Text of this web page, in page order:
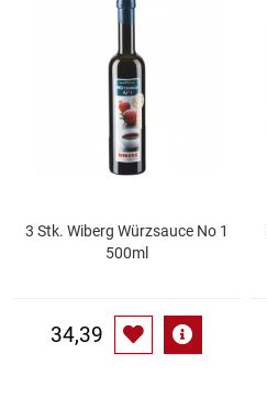
Tischbereich
Trocken-/Backfrüchte
Waffeln / Kekse
3 Stk. Wiberg Würzsauce No 1
500ml
34,39